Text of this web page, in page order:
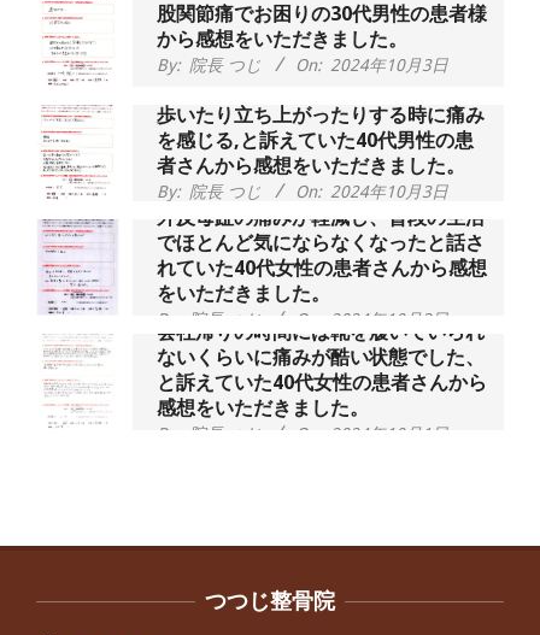
股関節痛でお困りの30代男性の患者様
から感想をいただきました。
By: 院長 つじ On: 2024年10月3日
歩いたり立ち上がったりする時に痛み
を感じる,と訴えていた40代男性の患
者さんから感想をいただきました。
By: 院長 つじ On: 2024年10月3日
外反母趾の痛みが軽減し、普段の生活
でほとんど気にならなくなったと話さ
れていた40代女性の患者さんから感想
をいただきました。
By: 院長 つじ On: 2024年10月3日
会社帰りの時間には靴を履いていられ
ないくらいに痛みが酷い状態でした、
と訴えていた40代女性の患者さんから
感想をいただきました。
By: 院長 つじ On: 2024年10月1日
By: 院長 つじ On: 2024年9月30日
です、 と訴えていた30代女性の患者さ
つつじ整骨院